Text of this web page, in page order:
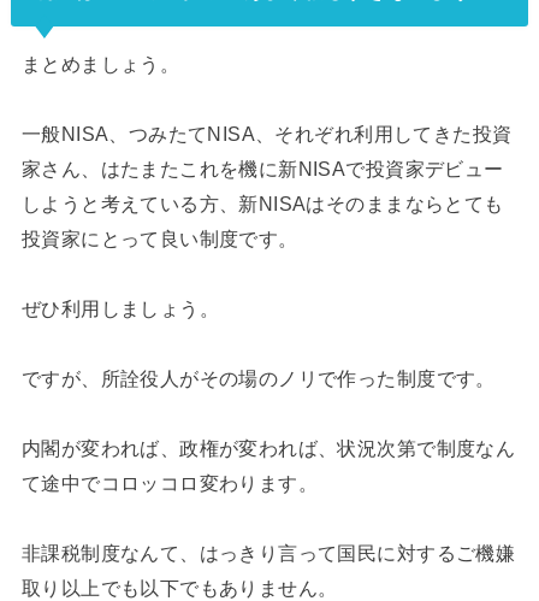
まとめましょう。
一般NISA、つみたてNISA、それぞれ利用してきた投資
家さん、はたまたこれを機に新NISAで投資家デビュー
しようと考えている方、新NISAはそのままならとても
投資家にとって良い制度です。
ぜひ利用しましょう。
ですが、所詮役人がその場のノリで作った制度です。
内閣が変われば、政権が変われば、状況次第で制度なん
て途中でコロッコロ変わります。
非課税制度なんて、はっきり言って国民に対するご機嫌
取り以上でも以下でもありません。